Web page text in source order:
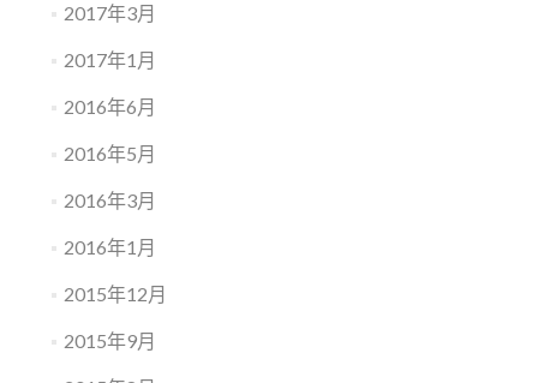
2017年3月
2017年1月
2016年6月
2016年5月
2016年3月
2016年1月
2015年12月
2015年9月